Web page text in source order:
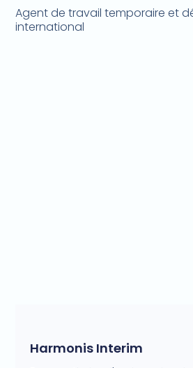
Agent de travail temporaire et
international
Harmonis Interim